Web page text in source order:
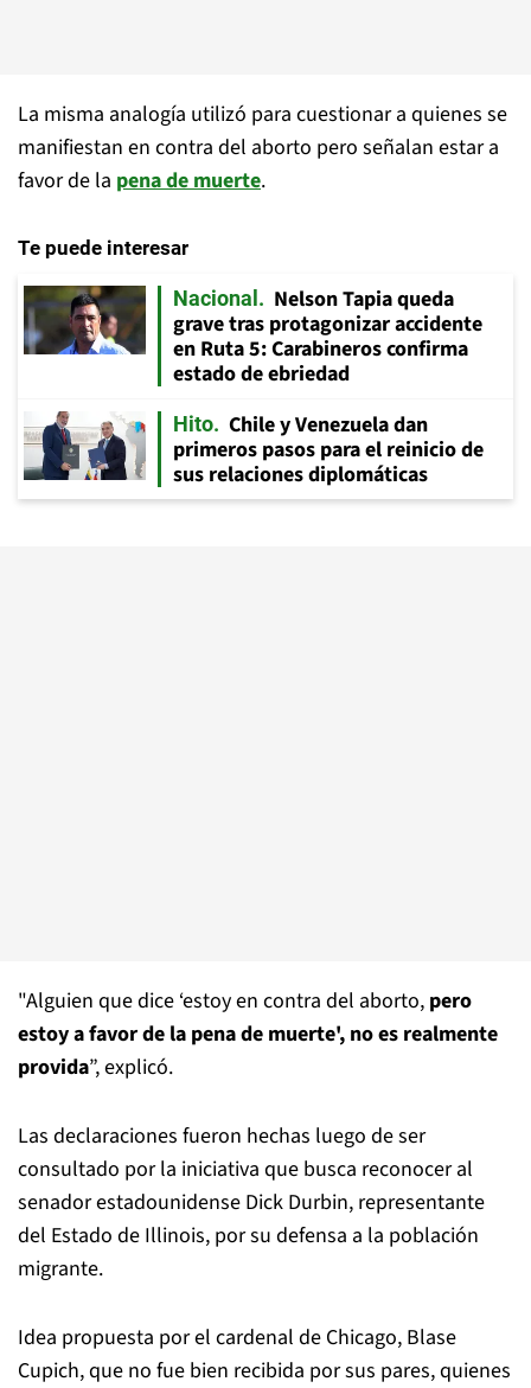
La misma analogía utilizó para cuestionar a quienes se
manifiestan en contra del aborto pero señalan estar a
favor de la pena de muerte.
Te puede interesar
Nacional
Nelson Tapia queda
grave tras protagonizar accidente
en Ruta 5: Carabineros confirma
estado de ebriedad
Hito
Chile y Venezuela dan
primeros pasos para el reinicio de
sus relaciones diplomáticas
"Alguien que dice ‘estoy en contra del aborto, pero
estoy a favor de la pena de muerte', no es realmente
provida”, explicó.
Las declaraciones fueron hechas luego de ser
consultado por la iniciativa que busca reconocer al
senador estadounidense Dick Durbin, representante
del Estado de Illinois, por su defensa a la población
migrante.
Idea propuesta por el cardenal de Chicago, Blase
Cupich, que no fue bien recibida por sus pares, quienes